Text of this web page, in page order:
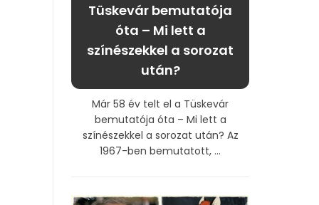
Tüskevár bemutatója
óta – Mi lett a
színészekkel a sorozat
után?
Már 58 év telt el a Tüskevár
bemutatója óta – Mi lett a
színészekkel a sorozat után? Az
1967-ben bemutatott, ...